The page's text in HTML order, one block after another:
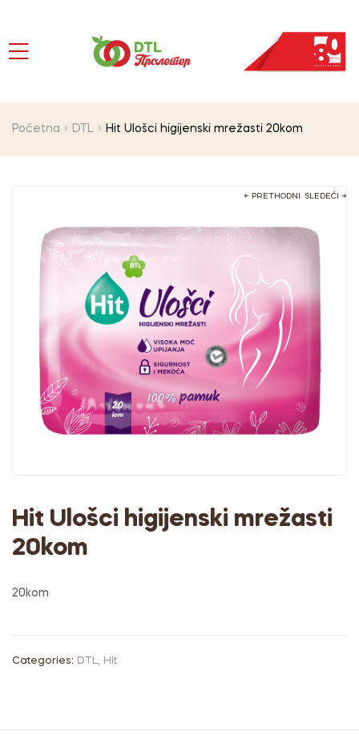
Početna DTL Hit Ulošci higijenski mrežasti 20kom
← PRETHODNI SLEDEĆI →
Hit Ulošci higijenski mrežasti
20kom
20kom
Categories: DTL, Hit